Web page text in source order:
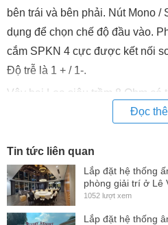
bên trái và bên phải. Nút Mono
dụng để chọn chế độ đầu vào.
cắm SPKN 4 cực được kết nối
Độ trễ là 1 + / 1-.
Vậy hai Loa siêu trầm 8 Ohm có
112HTA. Kết nối của kết nối
Kết hợp sử dụng với Sub 118HB
hợp với các cafe Romantic....,
Made in Germany
Đọc
Tin tức liên quan
Lắp đặt hệ thống
phòng giải trí ở Lê
1052 lượt xem
Lắp đặt hệ thống